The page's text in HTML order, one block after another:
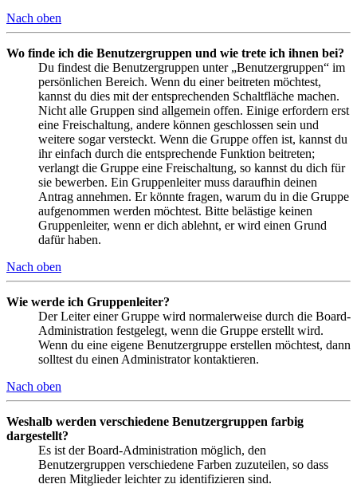
Nach oben
Wo finde ich die Benutzergruppen und wie trete ich ihnen bei?
Du findest die Benutzergruppen unter „Benutzergruppen“ im
persönlichen Bereich. Wenn du einer beitreten möchtest,
kannst du dies mit der entsprechenden Schaltfläche machen.
Nicht alle Gruppen sind allgemein offen. Einige erfordern erst
eine Freischaltung, andere können geschlossen sein und
weitere sogar versteckt. Wenn die Gruppe offen ist, kannst du
ihr einfach durch die entsprechende Funktion beitreten;
verlangt die Gruppe eine Freischaltung, so kannst du dich für
sie bewerben. Ein Gruppenleiter muss daraufhin deinen
Antrag annehmen. Er könnte fragen, warum du in die Gruppe
aufgenommen werden möchtest. Bitte belästige keinen
Gruppenleiter, wenn er dich ablehnt, er wird einen Grund
dafür haben.
Nach oben
Wie werde ich Gruppenleiter?
Der Leiter einer Gruppe wird normalerweise durch die Board-
Administration festgelegt, wenn die Gruppe erstellt wird.
Wenn du eine eigene Benutzergruppe erstellen möchtest, dann
solltest du einen Administrator kontaktieren.
Nach oben
Weshalb werden verschiedene Benutzergruppen farbig
dargestellt?
Es ist der Board-Administration möglich, den
Benutzergruppen verschiedene Farben zuzuteilen, so dass
deren Mitglieder leichter zu identifizieren sind.